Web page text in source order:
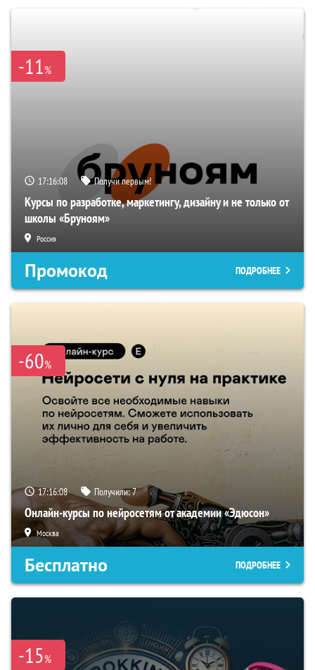
-11%
17:16:07 Получи первым!
Курсы по разработке, маркетингу, дизайну и не только от
школы «Бруноям»
Россия
Промокод ПОДРОБНЕЕ
-60%
17:16:07 Получили:7
Онлайн-курсы по нейросетям от академии «Эдюсон»
Москва
Бесплатно ПОДРОБНЕЕ
-15%